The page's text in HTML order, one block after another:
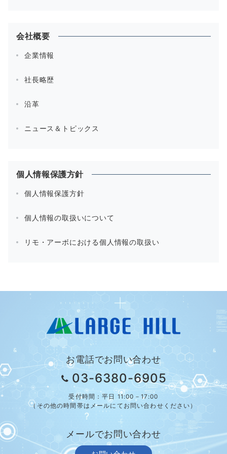
会社概要
企業情報
社長略歴
沿革
ニュース＆トピックス
個人情報保護方針
個人情報保護方針
個人情報の取扱いについて
リモ・アーボにおける個人情報の取扱い
お電話でお問い合わせ
03-6380-6905
受付時間：平日 11:00－17:00
（その他の時間帯はメールにてお問い合わせください）
メールでお問い合わせ